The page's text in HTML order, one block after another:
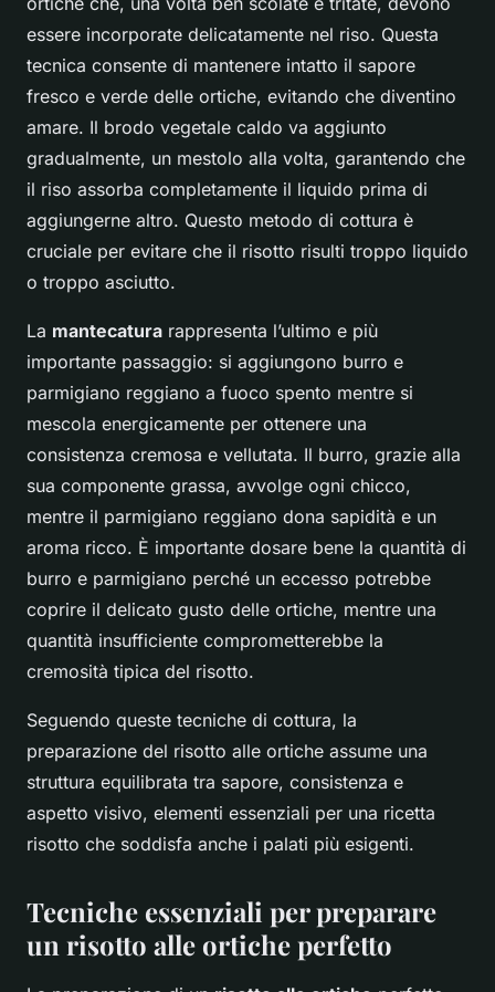
essere incorporate delicatamente nel riso. Questa
tecnica consente di mantenere intatto il sapore
fresco e verde delle ortiche, evitando che diventino
amare. Il brodo vegetale caldo va aggiunto
gradualmente, un mestolo alla volta, garantendo che
il riso assorba completamente il liquido prima di
aggiungerne altro. Questo metodo di cottura è
cruciale per evitare che il risotto risulti troppo liquido
o troppo asciutto.
La mantecatura rappresenta l’ultimo e più
importante passaggio: si aggiungono burro e
parmigiano reggiano a fuoco spento mentre si
mescola energicamente per ottenere una
consistenza cremosa e vellutata. Il burro, grazie alla
sua componente grassa, avvolge ogni chicco,
mentre il parmigiano reggiano dona sapidità e un
aroma ricco. È importante dosare bene la quantità di
burro e parmigiano perché un eccesso potrebbe
coprire il delicato gusto delle ortiche, mentre una
quantità insufficiente comprometterebbe la
cremosità tipica del risotto.
Seguendo queste tecniche di cottura, la
preparazione del risotto alle ortiche assume una
struttura equilibrata tra sapore, consistenza e
aspetto visivo, elementi essenziali per una ricetta
risotto che soddisfa anche i palati più esigenti.
Tecniche essenziali per preparare
un risotto alle ortiche perfetto